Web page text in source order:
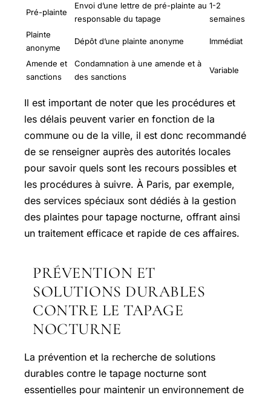
Pré-plainte
Envoi d’une lettre de pré-plainte au
responsable du tapage
1-2
semaines
Plainte
anonyme
Dépôt d’une plainte anonyme Immédiat
Amende et
sanctions
Condamnation à une amende et à
des sanctions
Variable
Il est important de noter que les procédures et
les délais peuvent varier en fonction de la
commune ou de la ville, il est donc recommandé
de se renseigner auprès des autorités locales
pour savoir quels sont les recours possibles et
les procédures à suivre. À Paris, par exemple,
des services spéciaux sont dédiés à la gestion
des plaintes pour tapage nocturne, offrant ainsi
un traitement efficace et rapide de ces affaires.
PRÉVENTION ET
SOLUTIONS DURABLES
CONTRE LE TAPAGE
NOCTURNE
La prévention et la recherche de solutions
durables contre le tapage nocturne sont
essentielles pour maintenir un environnement de